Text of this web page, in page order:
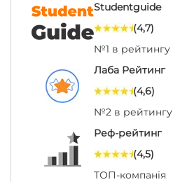
Studentguide
(4,7)
№1 в рейтингу
Лаба Рейтинг
(4,6)
№2 в рейтингу
Реф-рейтинг
(4,5)
ТОП-компанія